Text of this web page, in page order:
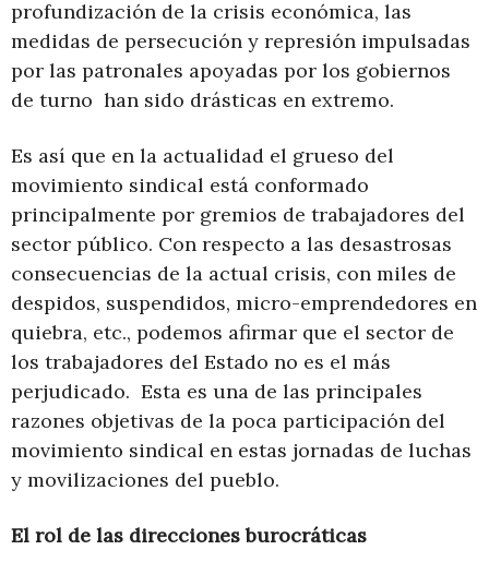
profundización de la crisis económica, las
medidas de persecución y represión impulsadas
por las patronales apoyadas por los gobiernos
de turno han sido drásticas en extremo.
Es así que en la actualidad el grueso del
movimiento sindical está conformado
principalmente por gremios de trabajadores del
sector público. Con respecto a las desastrosas
consecuencias de la actual crisis, con miles de
despidos, suspendidos, micro-emprendedores en
quiebra, etc., podemos afirmar que el sector de
los trabajadores del Estado no es el más
perjudicado. Esta es una de las principales
razones objetivas de la poca participación del
movimiento sindical en estas jornadas de luchas
y movilizaciones del pueblo.
El rol de las direcciones burocráticas